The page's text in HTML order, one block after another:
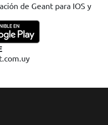
de Geant para IOS y